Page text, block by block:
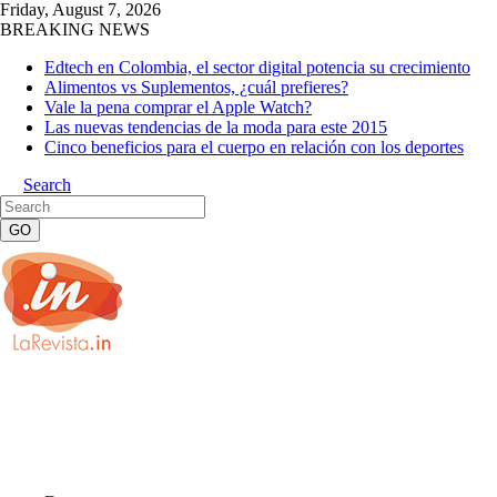
Friday, August 7, 2026
BREAKING NEWS
Edtech en Colombia, el sector digital potencia su crecimiento
Alimentos vs Suplementos, ¿cuál prefieres?
Vale la pena comprar el Apple Watch?
Las nuevas tendencias de la moda para este 2015
Cinco beneficios para el cuerpo en relación con los deportes
Search